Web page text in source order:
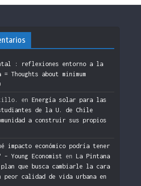
: reflexiones entorno a la
Thoughts about minimum
en Energía solar para las
de la U. de Chile
a construir sus propios
impacto económico podría tener
Young Economist en La Pintana
que busca cambiarle la cara
peor calidad de vida urbana en